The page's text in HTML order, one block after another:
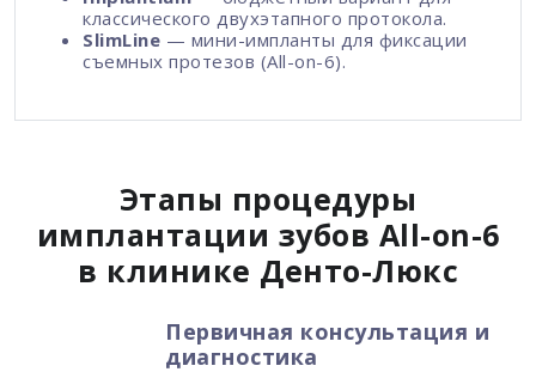
классического двухэтапного протокола.
SlimLine — мини-импланты для фиксации
съемных протезов (All-on-6).
Этапы процедуры
имплантации зубов All-on-6
в клинике Денто-Люкс
Первичная консультация и
диагностика